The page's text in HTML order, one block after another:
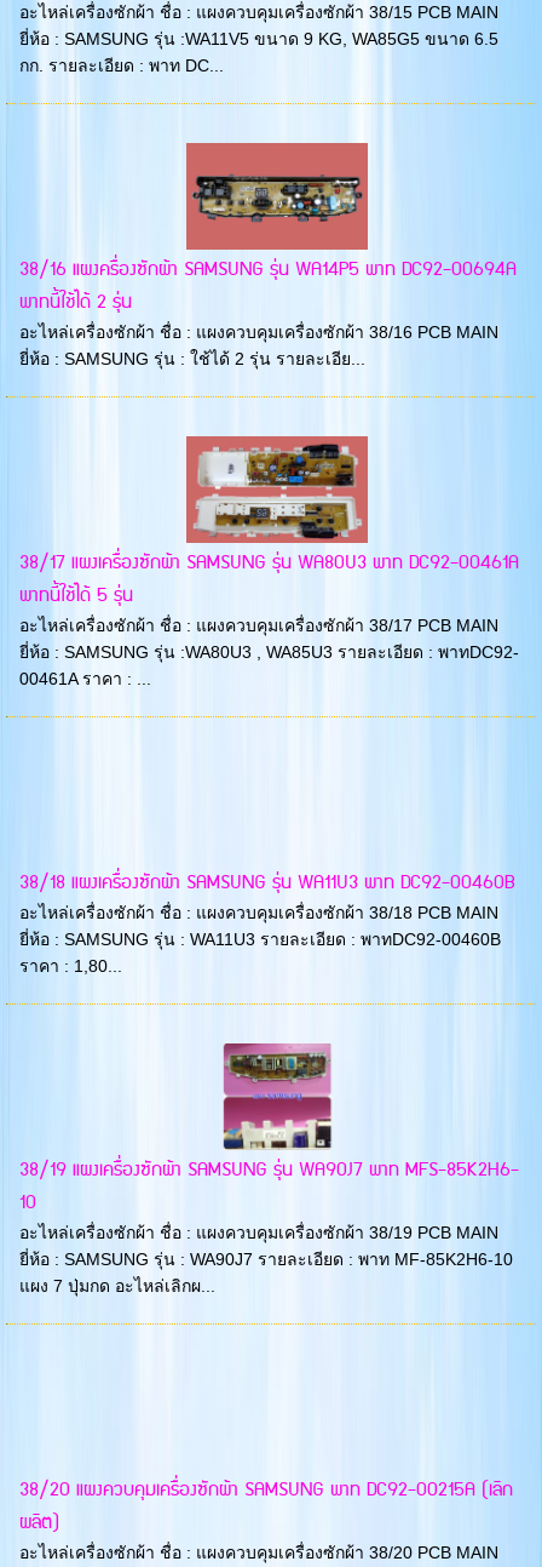
อะไหล่เครื่องซักผ้า ชื่อ : แผงควบคุมเครื่องซักผ้า 38/15 PCB MAIN
ยี่ห้อ : SAMSUNG รุ่น :WA11V5 ขนาด 9 KG, WA85G5 ขนาด 6.5
กก. รายละเอียด : พาท DC...
38/16 แผงครื่องซักผ้า SAMSUNG รุ่น WA14P5 พาท DC92-00694A
พาทนี้ใช้ได้ 2 รุ่น
อะไหล่เครื่องซักผ้า ชื่อ : แผงควบคุมเครื่องซักผ้า 38/16 PCB MAIN
ยี่ห้อ : SAMSUNG รุ่น : ใช้ได้ 2 รุ่น รายละเอีย...
38/17 แผงเครื่องซักผ้า SAMSUNG รุ่น WA80U3 พาท DC92-00461A
พาทนี้ใช้ได้ 5 รุ่น
อะไหล่เครื่องซักผ้า ชื่อ : แผงควบคุมเครื่องซักผ้า 38/17 PCB MAIN
ยี่ห้อ : SAMSUNG รุ่น :WA80U3 , WA85U3 รายละเอียด : พาทDC92-
00461A ราคา : ...
38/18 แผงเครื่องซักผ้า SAMSUNG รุ่น WA11U3 พาท DC92-00460B
อะไหล่เครื่องซักผ้า ชื่อ : แผงควบคุมเครื่องซักผ้า 38/18 PCB MAIN
ยี่ห้อ : SAMSUNG รุ่น : WA11U3 รายละเอียด : พาทDC92-00460B
ราคา : 1,80...
38/19 แผงเครื่องซักผ้า SAMSUNG รุ่น WA90J7 พาท MFS-85K2H6-
10
อะไหล่เครื่องซักผ้า ชื่อ : แผงควบคุมเครื่องซักผ้า 38/19 PCB MAIN
ยี่ห้อ : SAMSUNG รุ่น : WA90J7 รายละเอียด : พาท MF-85K2H6-10
แผง 7 ปุ่มกด อะไหล่เลิกผ...
38/20 แผงควบคุมเครื่องซักผ้า SAMSUNG พาท DC92-00215A (เลิก
ผลิต)
อะไหล่เครื่องซักผ้า ชื่อ : แผงควบคุมเครื่องซักผ้า 38/20 PCB MAIN